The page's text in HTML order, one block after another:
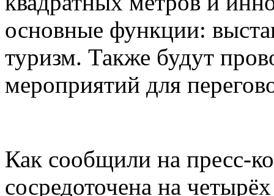
основные функции:
туризм. Также будут
мероприятий для
Как сообщили на пресс-
сосредоточена на